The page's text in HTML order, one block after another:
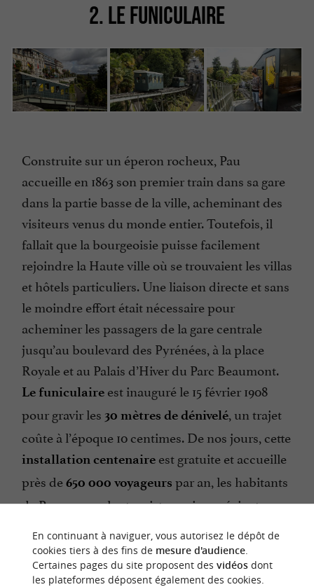
2. LE FUNICULAIRE
Construite sur un éperon rocheux, Pau
accueille en 1863 son premier train dans sa gare
dans la partie basse de la ville, acheminant des
visiteurs venus du monde entier. Toutefois, il
fallait que la bourgeoisie puisse facilement
rejoindre la Haute ville où se trouvaient les villas
et hôtels particuliers. Une liaison directe et sans
le moindre effort était nécessaire pour
acheminer les passagers de la gare centrale
jusqu’au boulevard des Pyrénées, à la place
Royale et au Palais d’Hiver du Parc Beaumont.
Le funiculaire est inauguré le 15 février 1908
pour gravir les 30 mètres de dénivelé, un trajet
coûte à l’époque 10 centimes. De nos jours, cette
installation centenaire est gratuite et accueille
près de650 000 voyageurs par an, les habitants
de Pau comme les touristes qui apprécient son
En continuant à naviguer, vous autorisez le dépôt de
cookies tiers à des fins de mesure d'audience.
Certaines pages du site proposent des vidéosdont
les plateformes déposent également des cookies.